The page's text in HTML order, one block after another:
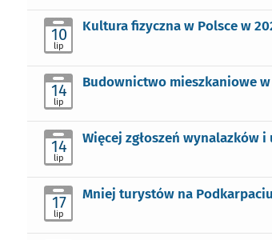
10
lip
Kultura fizyczna w Polsce w
14
lip
Budownictwo mieszkaniowe
14
lip
Więcej zgłoszeń wynalazków
17
lip
Mniej turystów na Podkarpaciu